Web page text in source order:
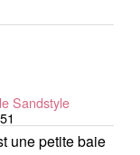
Sandstyle
une petite baie